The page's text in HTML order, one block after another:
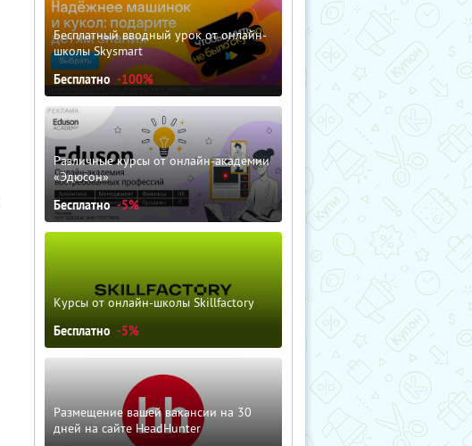
Бесплатный вводный урок от онлайн-
школы Skysmart
Бесплатно -100%
Различные курсы от онлайн-академии
«Эдюсон»
Бесплатно -5%
Курсы от онлайн-школы Skillfactory
Бесплатно -5%
Размещение вашей вакансии на 30
дней на сайте HeadHunter